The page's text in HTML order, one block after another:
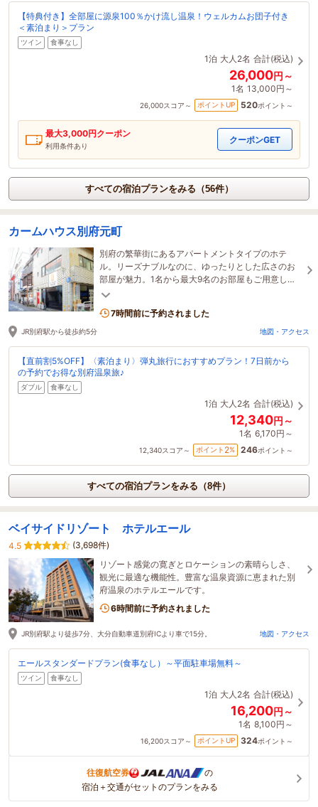
【特典付き】全部屋に源泉100％かけ流し温泉！ウェルカムお団子付き
＜素泊まり＞プラン
ツイン 食事なし
1泊 大人2名 合計(税込)
26,000円～
1名 13,000円～
26,000スコア～ ポイントUP 520ポイント～
最大3,000円クーポン
利用条件あり
クーポンGET
すべての宿泊プランをみる（56件）
カームハウス別府元町
別府の繁華街にあるアパートメントタイプのホテ
ル。リーズナブルなのに、ゆったりとした広さのお
部屋が魅力。1名から最大9名のお部屋もご用意して
おり、学生からファミリーまで、様々なスタイルに
7時間前に予約されました
JR別府駅から徒歩約5分 地図・アクセス
【直前割5%OFF】〈素泊まり〉弾丸旅行におすすめプラン！7日前から
の予約でお得な別府温泉旅♪
ダブル 食事なし
1泊 大人2名 合計(税込)
12,340円～
1名 6,170円～
12,340スコア～ ポイント 2% 246ポイント～
すべての宿泊プランをみる（8件）
ベイサイドリゾート ホテルエール
4.5
(3,698件)
リゾート感覚の寛ぎとロケーションの素晴らしさ、
観光に最適な機能性。豊富な温泉資源に恵まれた別
府温泉のホテルエールです。
6時間前に予約されました
JR別府駅より徒歩7分、大分自動車道別府ICより車で15分。 地図・アクセス
エールスタンダードプラン(食事なし）～平面駐車場無料～
ツイン 食事なし
1泊 大人2名 合計(税込)
16,200円～
1名 8,100円～
16,200スコア～ ポイントUP 324ポイント～
往復航空券
の
宿泊＋交通がセットのプランをみる